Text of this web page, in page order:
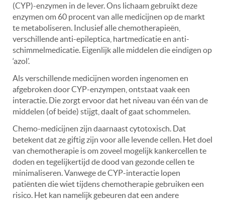
(CYP)-enzymen in de lever. Ons lichaam gebruikt deze
enzymen om 60 procent van alle medicijnen op de markt
te metaboliseren. Inclusief alle chemotherapieën,
verschillende anti-epileptica, hartmedicatie en anti-
schimmelmedicatie. Eigenlijk alle middelen die eindigen op
‘azol’.
Als verschillende medicijnen worden ingenomen en
afgebroken door CYP-enzympen, ontstaat vaak een
interactie. Die zorgt ervoor dat het niveau van één van de
middelen (of beide) stijgt, daalt of gaat schommelen.
Chemo-medicijnen zijn daarnaast cytotoxisch. Dat
betekent dat ze giftig zijn voor alle levende cellen. Het doel
van chemotherapie is om zoveel mogelijk kankercellen te
doden en tegelijkertijd de dood van gezonde cellen te
minimaliseren. Vanwege de CYP-interactie lopen
patiënten die wiet tijdens chemotherapie gebruiken een
risico. Het kan namelijk gebeuren dat een andere